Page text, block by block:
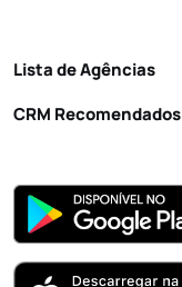
Lista de Agências
CRM Recomendados